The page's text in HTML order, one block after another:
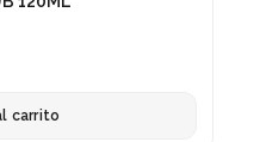
carrito